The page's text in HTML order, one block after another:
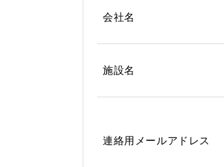
会社名
施設名
連絡用メールアドレス